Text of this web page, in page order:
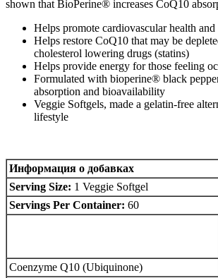
shown that BioPerine® increases CoQ10
Helps promote cardiovascular health
Helps restore CoQ10 that may be
cholesterol lowering drugs (statins)
Helps provide energy for those feeling
Formulated with bioperine® black
absorption and bioavailability
Veggie Softgels, made a gelatin-free
lifestyle
Информация о добавках
Serving Size: 1 Veggie Softgel
Servings Per Container: 60
Coenzyme Q10 (Ubiquinone)